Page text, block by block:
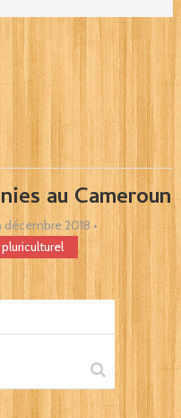
au Cameroun
décembre 2018 •